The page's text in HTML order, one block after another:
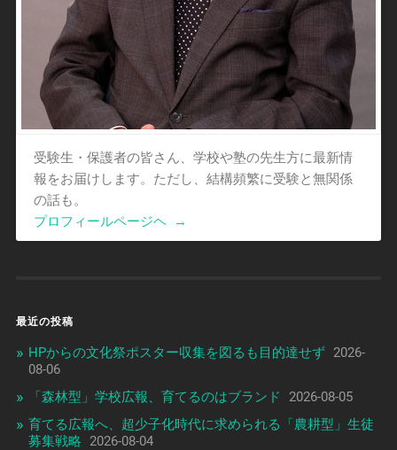
受験生・保護者の皆さん、学校や塾の先生方に最新情
報をお届けします。ただし、結構頻繁に受験と無関係
の話も。
プロフィールページヘ
→
最近の投稿
HPからの文化祭ポスター収集を図るも目的達せず 2026-
08-06
「森林型」学校広報、育てるのはブランド
2026-08-05
育てる広報へ、超少子化時代に求められる「農耕型」生徒
募集戦略
2026-08-04